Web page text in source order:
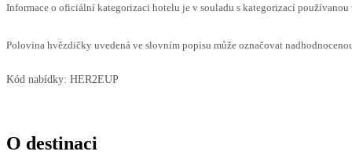
Informace o oficiální kategorizaci hotelu je v souladu s kategorizací
Polovina hvězdičky uvedená ve slovním popisu může označovat
Kód nabídky: HER2EUP
O destinaci